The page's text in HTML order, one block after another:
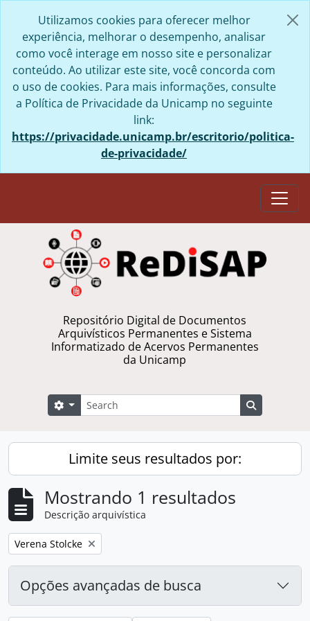
Utilizamos cookies para oferecer melhor
experiência, melhorar o desempenho, analisar
como você interage em nosso site e personalizar
conteúdo. Ao utilizar este site, você concorda com
o uso de cookies. Para mais informações, consulte
a Política de Privacidade da Unicamp no seguinte
link:
https://privacidade.unicamp.br/escritorio/politica-
de-privacidade/
Repositório Digital de Documentos
Arquivísticos Permanentes e Sistema
Informatizado de Acervos Permanentes
da Unicamp
Buscar
Opções de busca
Limite seus resultados por:
Mostrando 1 resultados
Descrição arquivística
Remover filtro:
Verena Stolcke
Opções avançadas de busca